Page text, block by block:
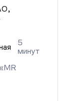
5
минут